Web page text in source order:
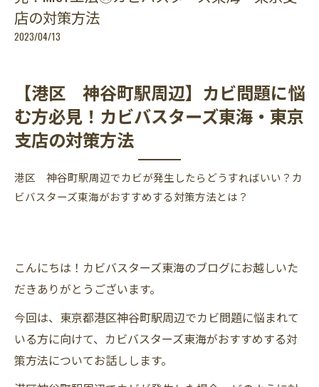
店の対策方法
2023/04/13
【港区 神谷町駅周辺】カビ問題に悩
む方必見！カビバスターズ東海・東京
支店の対策方法
港区 神谷町駅周辺でカビが発生したらどうすればいい？カ
ビバスターズ東海がおすすめする対策方法とは？
こんにちは！カビバスターズ東海のブログにお越しいた
だきありがとうございます。
今回は、東京都港区神谷町駅周辺でカビ問題に悩まれて
いる方に向けて、カビバスターズ東海がおすすめする対
策方法についてお話しします。